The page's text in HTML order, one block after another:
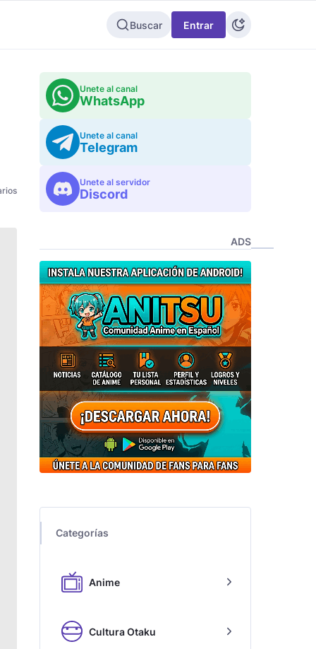
Buscar Entrar
Unete al canal
WhatsApp
Unete al canal
Telegram
Unete al servidor
Discord
ADS
Categorías
Anime
Cultura Otaku